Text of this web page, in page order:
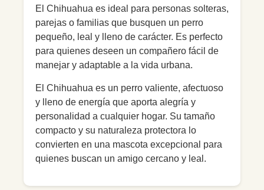
El Chihuahua es ideal para personas solteras,
parejas o familias que busquen un perro
pequeño, leal y lleno de carácter. Es perfecto
para quienes deseen un compañero fácil de
manejar y adaptable a la vida urbana.
El Chihuahua es un perro valiente, afectuoso
y lleno de energía que aporta alegría y
personalidad a cualquier hogar. Su tamaño
compacto y su naturaleza protectora lo
convierten en una mascota excepcional para
quienes buscan un amigo cercano y leal.